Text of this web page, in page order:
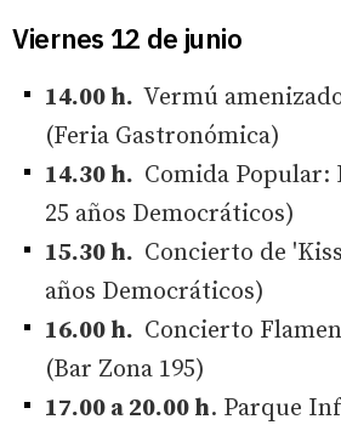
Viernes 12 de junio
14.00 h. Vermú
(Feria Gastronómica)
14.30 h. Comida Popular:
25 años Democráticos)
15.30 h. Concierto de
años Democráticos)
16.00 h. Concierto
(Bar Zona 195)
17.00 a 20.00 h. Parque